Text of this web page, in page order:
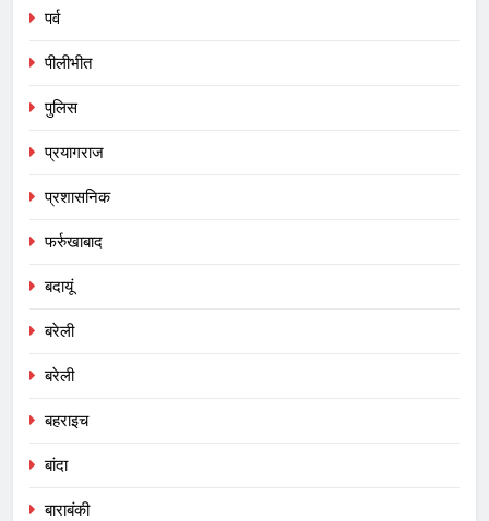
पर्व
पीलीभीत
पुलिस
प्रयागराज
प्रशासनिक
फर्रुखाबाद
बदायूं
बरेली
बरेली
बहराइच
बांदा
बाराबंकी